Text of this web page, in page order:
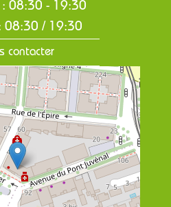
08:30 - 19:30
08:30 / 19:30
contacter